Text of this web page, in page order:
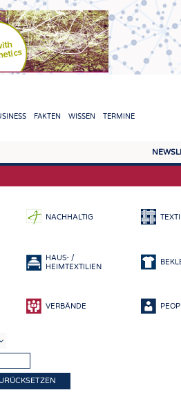
FAKTEN WISSEN TERMINE
FASERN
GEWEBE
NACHHALTIG
HAUS- /
HEIMTEXTILIEN
VERBÄNDE